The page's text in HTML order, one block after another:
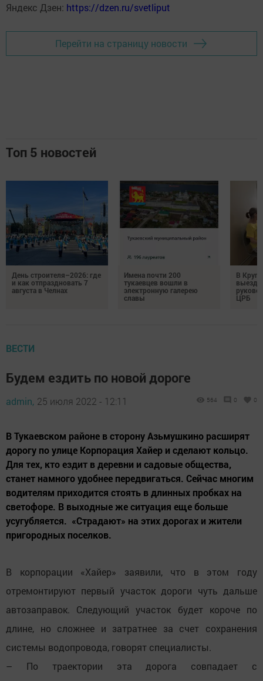
Яндекс Дзен: https://dzen.ru/svetliput
Перейти на страницу новости
Топ 5 новостей
День строителя–2026: где
и как отпраздновать 7
августа в Челнах
Имена почти 200
тукаевцев вошли в
электронную галерею
славы
В
ЦРБ
ВЕСТИ
Будем ездить по новой дороге
admin, 25 июля 2022 - 12:11 564 0 0
В Тукаевском районе в сторону Азьмушкино расширят
дорогу по улице Корпорация Хайер и сделают кольцо.
Для тех, кто ездит в деревни и садовые общества,
станет намного удобнее передвигаться. Сейчас многим
водителям приходится стоять в длинных пробках на
светофоре. В выходные же ситуация еще больше
усугубляется. «Страдают» на этих дорогах и жители
пригородных поселков.
В корпорации «Хайер» заявили, что в этом году
отремонтируют первый участок дороги чуть дальше
автозаправок. Следующий участок будет короче по
длине, но сложнее и затратнее за счет сохранения
системы водопровода, говорят специалисты.
– По траектории эта дорога совпадает с